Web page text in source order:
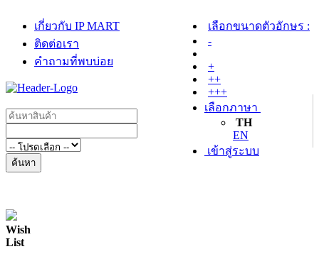
เกี่ยวกับ IP MART
ติดต่อเรา
คำถามที่พบบ่อย
เลือกขนาดตัวอักษร :
-
+
++
+++
เลือกภาษา
TH
EN
เข้าสู่ระบบ
ค้นหา
Wish
List